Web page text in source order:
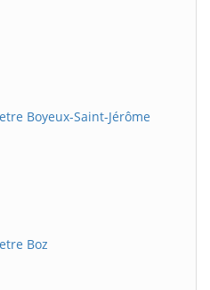
Boyeux-Saint-Jérôme
Boz